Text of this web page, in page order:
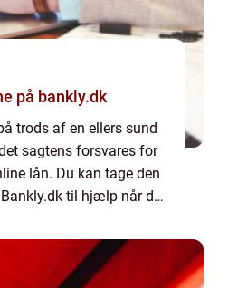
på bankly.dk
trods af en ellers sund
sagtens forsvares for
lån. Du kan tage den
til hjælp når du
blevet...